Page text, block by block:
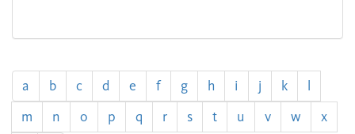
a b c d e f g h i j k
l
m
n o p q r s t u v w
x